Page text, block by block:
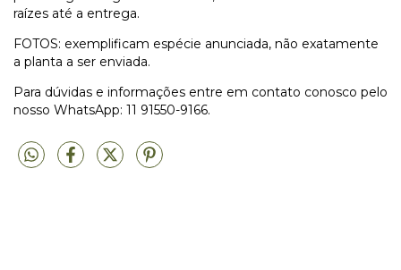
raízes até a entrega.
FOTOS: exemplificam espécie anunciada, não exatamente
a planta a ser enviada.
Para dúvidas e informações entre em contato conosco pelo
nosso WhatsApp: 11 91550-9166.